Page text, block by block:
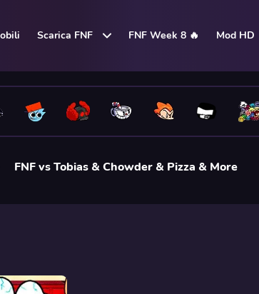
Scarica FNF FNF Week 8 🔥 Mod HD
FNF vs Tobias & Chowder & Pizza & More